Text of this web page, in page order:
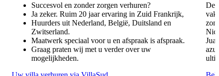
Succesvol en zonder zorgen verhuren?
Ja zeker. Ruim 20 jaar ervaring in Zuid Frankrijk,
Huurders uit Nederland, België, Duitsland en
Zwitserland.
Maatwerk speciaal voor u en afspraak is afspraak.
Graag praten wij met u verder over uw
mogelijkheden.
De